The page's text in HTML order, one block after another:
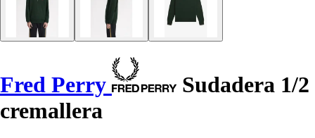
Fred Perry
Sudadera 1/2
cremallera